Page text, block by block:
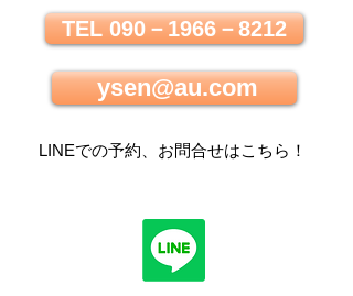
TEL 090－1966－8212
ysen@au.com
LINEでの予約、お問合せはこちら ！